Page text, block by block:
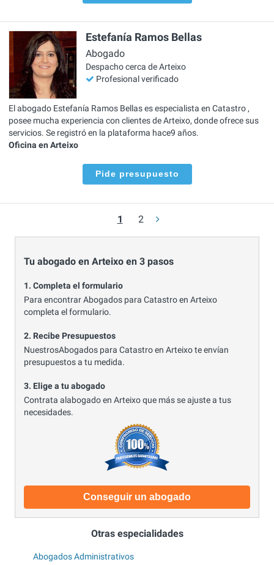
Estefanía Ramos Bellas
Abogado
Despacho cerca de Arteixo
Profesional verificado
El abogado Estefanía Ramos Bellas es especialista en Catastro ,
posee mucha experiencia con clientes de Arteixo, donde ofrece sus
servicios. Se registró en la plataforma hace9 años.
Oficina en Arteixo
Pide presupuesto
1 2
Tu abogado en Arteixo en 3 pasos
1. Completa el formulario
Para encontrar Abogados para Catastro en Arteixo
completa el formulario.
2. Recibe Presupuestos
NuestrosAbogados para Catastro en Arteixo te envían
presupuestos a tu medida.
3. Elige a tu abogado
Contrata alabogado en Arteixo que más se ajuste a tus
necesidades.
Conseguir un abogado
Otras especialidades
Abogados Administrativos